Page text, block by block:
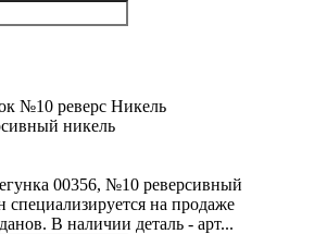
никель
00356, №10 реверсивный
на продаже
В наличии деталь - арт...